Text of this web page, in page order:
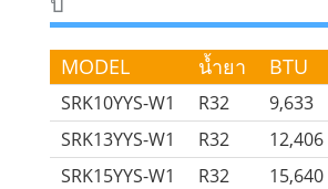
MODEL น้ำยา BTU
SRK10YYS-W1 R32 9,633
SRK13YYS-W1
R32 12,406
SRK15YYS-W1
R32 15,640